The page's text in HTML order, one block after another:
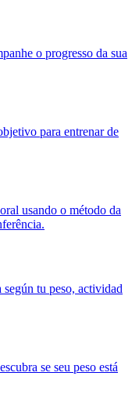
o progresso da sua
para entrenar de
usando o método da
según tu peso, actividad
se seu peso está